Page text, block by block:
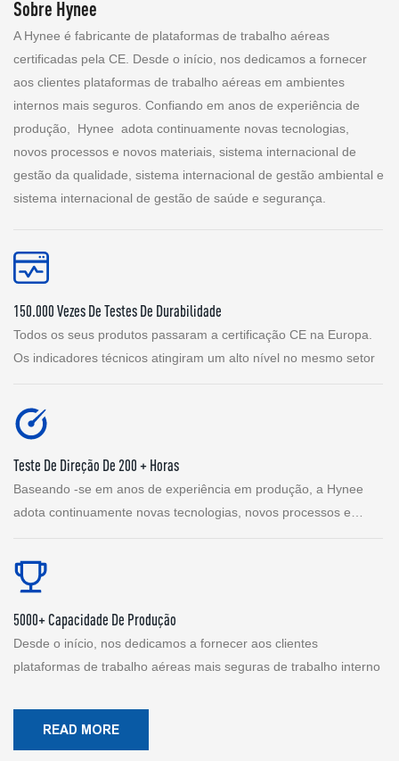
Sobre Hynee
A Hynee é fabricante de plataformas de trabalho aéreas
certificadas pela CE. Desde o início, nos dedicamos a fornecer
aos clientes plataformas de trabalho aéreas em ambientes
internos mais seguros. Confiando em anos de experiência de
produção,
Hynee adota continuamente novas tecnologias,
novos processos e novos materiais, sistema internacional de
gestão da qualidade, sistema internacional de gestão ambiental e
sistema internacional de gestão de saúde e segurança.
150.000 Vezes De Testes De Durabilidade
Todos os seus produtos passaram a certificação CE na Europa.
Os indicadores técnicos atingiram um alto nível no mesmo setor
Teste De Direção De 200 + Horas
Baseando -se em anos de experiência em produção, a Hynee
adota continuamente novas tecnologias, novos processos e
5000+ Capacidade De Produção
Desde o início, nos dedicamos a fornecer aos clientes
plataformas de trabalho aéreas mais seguras de trabalho interno
READ MORE